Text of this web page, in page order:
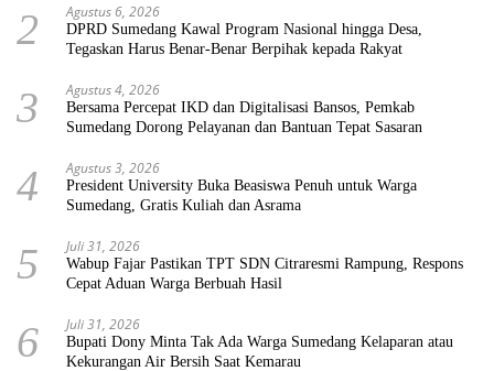
2 Agustus 6, 2026
DPRD Sumedang Kawal Program Nasional hingga Desa,
Tegaskan Harus Benar-Benar Berpihak kepada Rakyat
3 Agustus 4, 2026
Bersama Percepat IKD dan Digitalisasi Bansos, Pemkab
Sumedang Dorong Pelayanan dan Bantuan Tepat Sasaran
4 Agustus 3, 2026
President University Buka Beasiswa Penuh untuk Warga
Sumedang, Gratis Kuliah dan Asrama
5 Juli 31, 2026
Wabup Fajar Pastikan TPT SDN Citraresmi Rampung, Respons
Cepat Aduan Warga Berbuah Hasil
6 Juli 31, 2026
Bupati Dony Minta Tak Ada Warga Sumedang Kelaparan atau
Kekurangan Air Bersih Saat Kemarau